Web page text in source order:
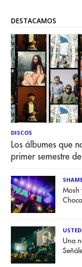
DESTACAMOS
DISCOS
Los álbumes que
primer semestre
Mosh
Una